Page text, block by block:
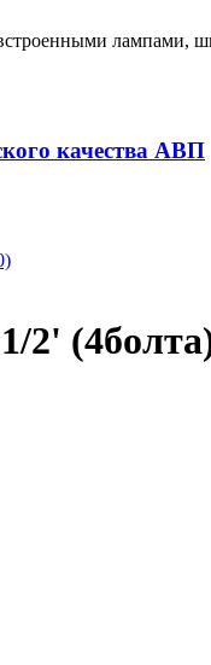
лампами,
качества АВП
2'